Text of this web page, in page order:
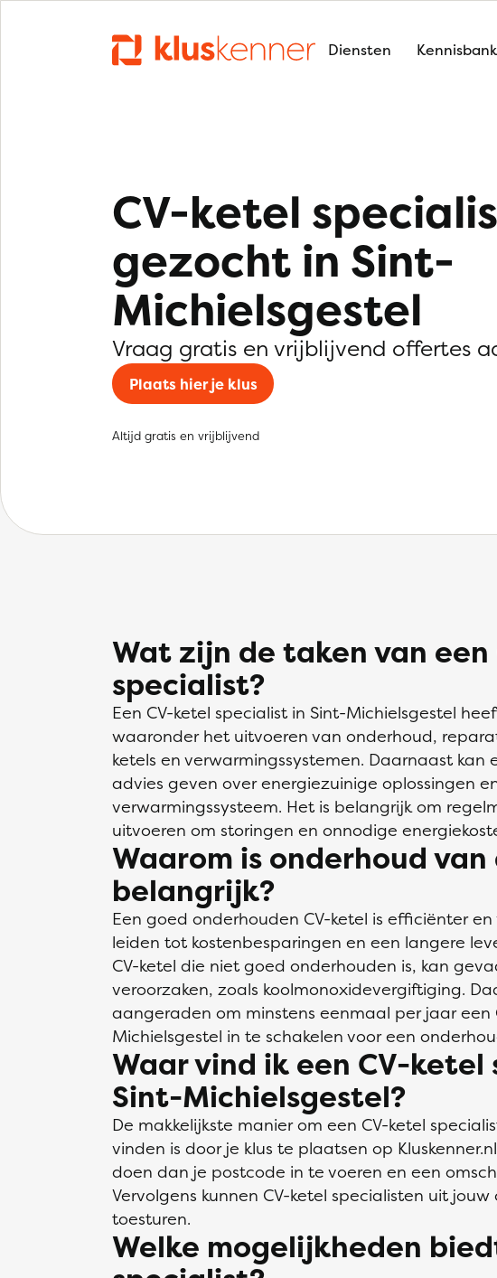
Diensten Kennisbank
CV-ketel
gezocht in Sint-
Michielsgestel
Vraag gratis en vrijblijvend offertes
Plaats hier je klus
Altijd gratis en vrijblijvend
Wat zijn de taken van
specialist?
Een CV-ketel specialist in Sint-Michielsgestel
waaronder het uitvoeren van onderhoud,
ketels en verwarmingssystemen. Daarnaast kan
advies geven over energiezuinige oplossingen
verwarmingssysteem. Het is belangrijk om
uitvoeren om storingen en onnodige
Waarom is onderhoud
belangrijk?
Een goed onderhouden CV-ketel is efficiënter
leiden tot kostenbesparingen en een langere
CV-ketel die niet goed onderhouden is, kan
veroorzaken, zoals koolmonoxidevergiftiging.
aangeraden om minstens eenmaal per jaar een
Michielsgestel in te schakelen voor een
Waar vind ik een CV-ketel
Sint-Michielsgestel?
De makkelijkste manier om een CV-ketel
vinden is door je klus te plaatsen op
doen dan je postcode in te voeren en een
Vervolgens kunnen CV-ketel specialisten uit
toesturen.
Welke mogelijkheden